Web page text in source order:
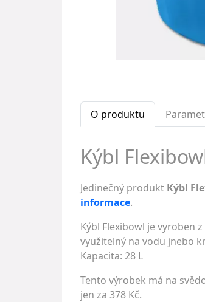
O produktu
Kýbl
Jedinečný produkt Kýbl
informace.
Kýbl Flexibowl je vyroben
využitelný na vodu jnebo
Kapacita: 28 L
Tento výrobek má na
jen za 378 Kč.